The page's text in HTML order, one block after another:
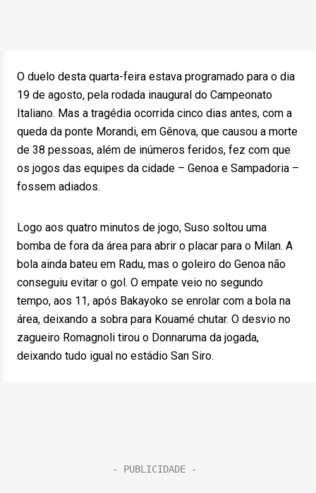
O duelo desta quarta-feira estava programado para o dia
19 de agosto, pela rodada inaugural do Campeonato
Italiano. Mas a tragédia ocorrida cinco dias antes, com a
queda da ponte Morandi, em Gênova, que causou a morte
de 38 pessoas, além de inúmeros feridos, fez com que
os jogos das equipes da cidade – Genoa e Sampadoria –
fossem adiados.
Logo aos quatro minutos de jogo, Suso soltou uma
bomba de fora da área para abrir o placar para o Milan. A
bola ainda bateu em Radu, mas o goleiro do Genoa não
conseguiu evitar o gol. O empate veio no segundo
tempo, aos 11, após Bakayoko se enrolar com a bola na
área, deixando a sobra para Kouamé chutar. O desvio no
zagueiro Romagnoli tirou o Donnaruma da jogada,
deixando tudo igual no estádio San Siro.